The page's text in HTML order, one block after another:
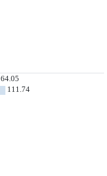
64.05
111.74